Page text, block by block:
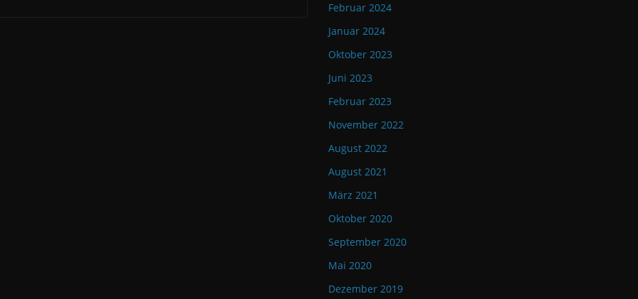
Februar 2024
Januar 2024
Oktober 2023
Juni 2023
Februar 2023
November 2022
August 2022
August 2021
März 2021
Oktober 2020
September 2020
Mai 2020
Dezember 2019